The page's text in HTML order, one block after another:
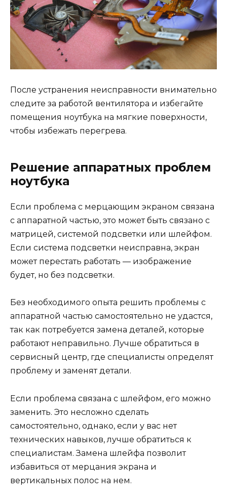
После устранения неисправности внимательно
следите за работой вентилятора и избегайте
помещения ноутбука на мягкие поверхности,
чтобы избежать перегрева.
Решение аппаратных проблем
ноутбука
Если проблема с мерцающим экраном связана
с аппаратной частью, это может быть связано с
матрицей, системой подсветки или шлейфом.
Если система подсветки неисправна, экран
может перестать работать — изображение
будет, но без подсветки.
Без необходимого опыта решить проблемы с
аппаратной частью самостоятельно не удастся,
так как потребуется замена деталей, которые
работают неправильно. Лучше обратиться в
сервисный центр, где специалисты определят
проблему и заменят детали.
Если проблема связана с шлейфом, его можно
заменить. Это несложно сделать
самостоятельно, однако, если у вас нет
технических навыков, лучше обратиться к
специалистам. Замена шлейфа позволит
избавиться от мерцания экрана и
вертикальных полос на нем.